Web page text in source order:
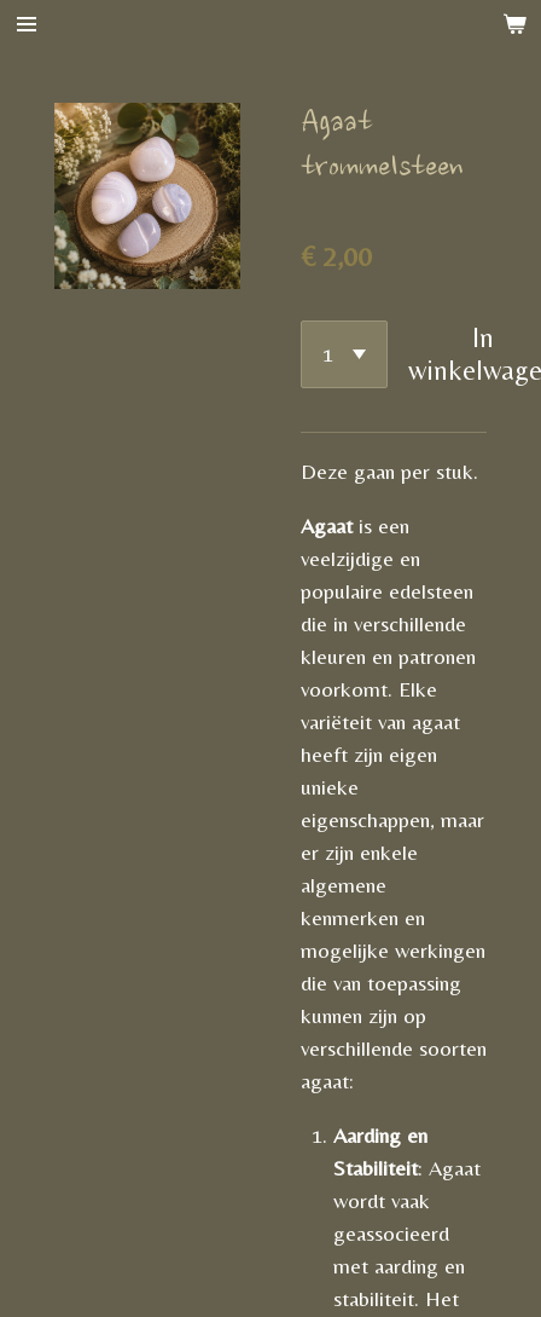
Ga
hoofdinhoud
Agaat
trommelsteen
€ 2,00
In
Deze gaan per stuk.
Agaatis een
veelzijdige en
populaire edelsteen
die in verschillende
kleuren en patronen
voorkomt. Elke
variëteit van agaat
heeft zijn eigen
unieke
eigenschappen, maar
er zijn enkele
algemene
kenmerken en
mogelijke werkingen
die van toepassing
kunnen zijn op
verschillende soorten
agaat:
Aarding en
Stabiliteit: Agaat
wordt vaak
geassocieerd
met aarding en
stabiliteit. Het